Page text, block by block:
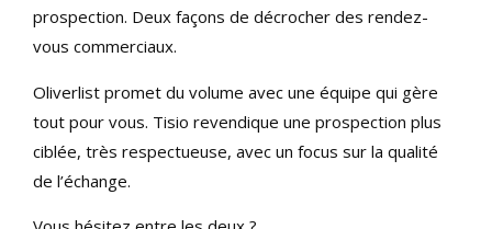
prospection. Deux façons de décrocher des rendez-
vous commerciaux.
Oliverlist promet du volume avec une équipe qui gère
tout pour vous. Tisio revendique une prospection plus
ciblée, très respectueuse, avec un focus sur la qualité
de l’échange.